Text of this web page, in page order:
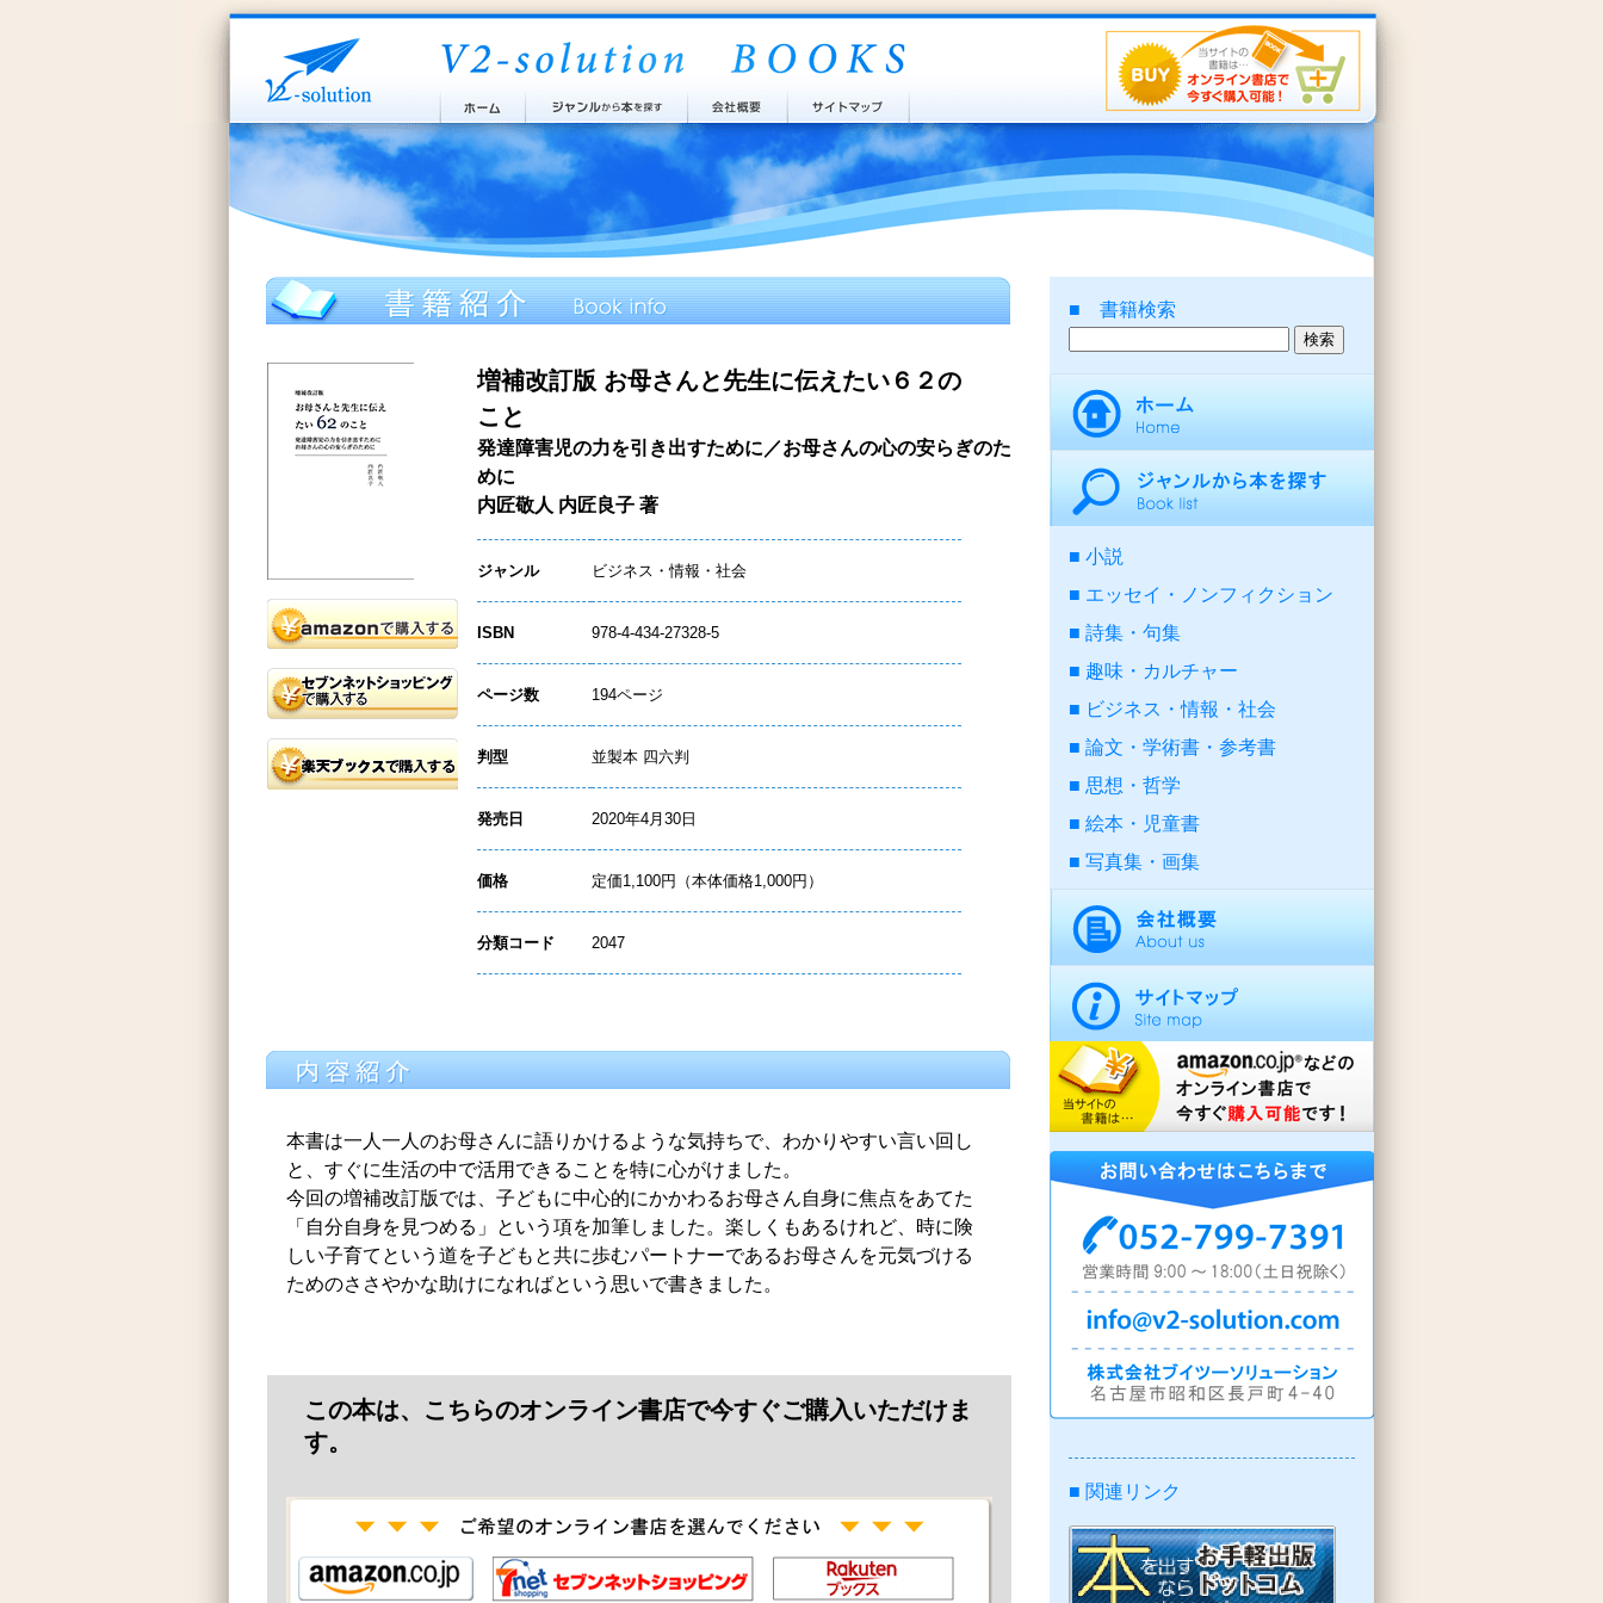
増補改訂版 お母さんと先生に伝えたい６２の
こと
発達障害児の力を引き出すために／お母さんの心の安らぎのた
めに
内匠敬人 内匠良子 著
ジャンル ビジネス・情報・社会
ISBN 978-4-434-27328-5
ページ数 194ページ
判型 並製本 四六判
発売日 2020年4月30日
価格 定価1,100円（本体価格1,000円）
分類コード 2047
本書は一人一人のお母さんに語りかけるような気持ちで、わかりやすい言い回し
と、すぐに生活の中で活用できることを特に心がけました。
今回の増補改訂版では、子どもに中心的にかかわるお母さん自身に焦点をあてた
「自分自身を見つめる」という項を加筆しました。楽しくもあるけれど、時に険
しい子育てという道を子どもと共に歩むパートナーであるお母さんを元気づける
ためのささやかな助けになればという思いで書きました。
この本は、こちらのオンライン書店で今すぐご購入いただけま
す。
■ 書籍検索
小説
エッセイ・ノンフィクション
詩集・句集
趣味・カルチャー
ビジネス・情報・社会
論文・学術書・参考書
思想・哲学
絵本・児童書
写真集・画集
■ 関連リンク